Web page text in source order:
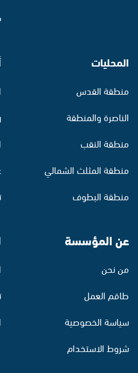
المحليات
منطقة القدس
الناصرة والمنطقة
منطقة النقب
منطقة المثلث الشمالي
منطقة البطوف
عن المؤسسة
من نحن
طاقم العمل
سياسة الخصوصية
شروط الاستخدام